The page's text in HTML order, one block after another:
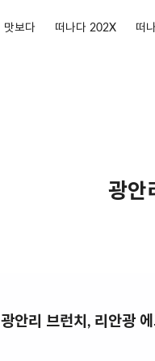
맛보다 떠나다 202X 떠
광안
광안리 브런치, 리안광